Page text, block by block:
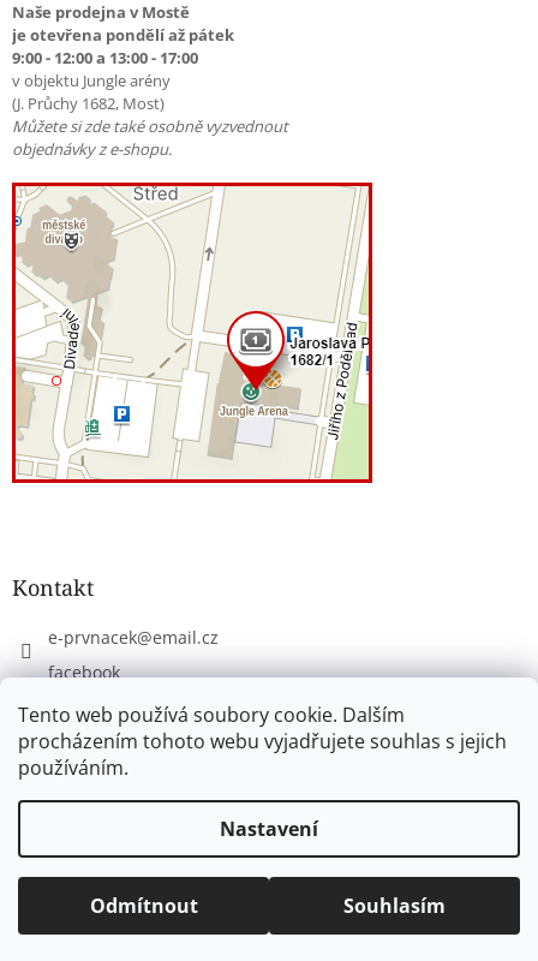
Tento web používá soubory cookie. Dalším
procházením tohoto webu vyjadřujete souhlas s jejich
používáním.
Nastavení
Odmítnout Souhlasím
Naše prodejna v Mostě
je otevřena pondělí až pátek
9:00 - 12:00 a 13:00 - 17:00
v objektu Jungle arény
(J. Průchy 1682, Most)
Můžete si zde také osobně vyzvednout
objednávky z e-shopu.
Kontakt
e-prvnacek@email.cz
facebook
eprvnacek
www.e-prvnacek.cz